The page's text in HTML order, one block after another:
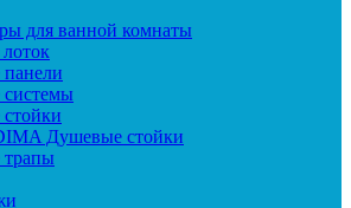
для ванной комнаты
Душевые стойки